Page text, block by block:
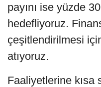
payını ise yüzde
hedefliyoruz.
çeşitlendirilmesi
atıyoruz.
Faaliyetlerine kısa